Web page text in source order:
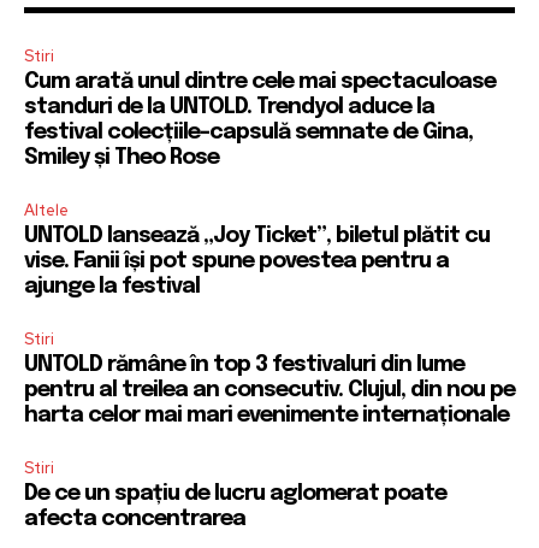
Stiri
Cum arată unul dintre cele mai spectaculoase
standuri de la UNTOLD. Trendyol aduce la
festival colecțiile-capsulă semnate de Gina,
Smiley și Theo Rose
Altele
UNTOLD lansează „Joy Ticket”, biletul plătit cu
vise. Fanii își pot spune povestea pentru a
ajunge la festival
Stiri
UNTOLD rămâne în top 3 festivaluri din lume
pentru al treilea an consecutiv. Clujul, din nou pe
harta celor mai mari evenimente internaționale
Stiri
De ce un spațiu de lucru aglomerat poate
afecta concentrarea